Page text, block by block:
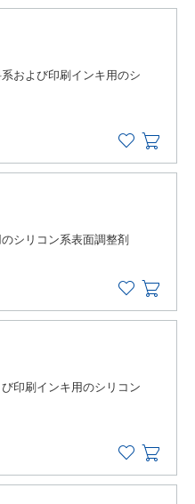
および印刷インキ用のシ
シリコン系表面調整剤
印刷インキ用のシリコン